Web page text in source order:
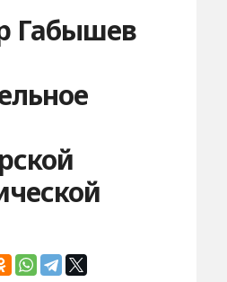
Габышев